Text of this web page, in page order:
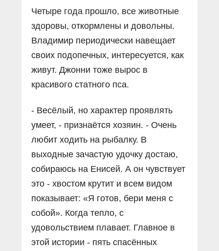
Четыре года прошло, все животные
здоровы, откормлены и довольны.
Владимир периодически навещает
своих подопечных, интересуется, как
живут. Джонни тоже вырос в
красивого статного пса.
- Весёлый, но характер проявлять
умеет, - признаётся хозяин. - Очень
любит ходить на рыбалку. В
выходные зачастую удочку достаю,
собираюсь на Енисей. А он чувствует
это - хвостом крутит и всем видом
показывает: «Я готов, бери меня с
собой». Когда тепло, с
удовольствием плавает. Главное в
этой истории - пять спасённых